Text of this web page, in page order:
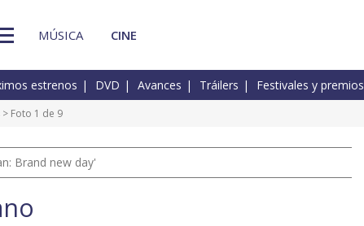
MÚSICA CINE
estrenos DVD Avances Tráilers Festivales y premios
> Foto 1 de 9
Brand new day'